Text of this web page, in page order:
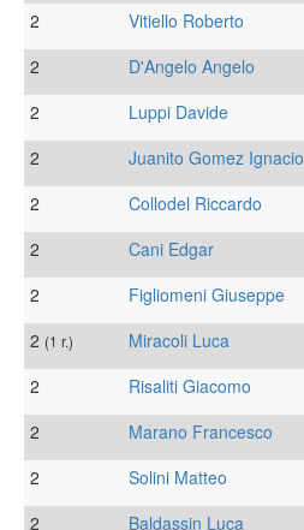
2
Vitiello Roberto
2
D'Angelo Angelo
2
Luppi Davide
2
Juanito Gomez Ignacio
2
Collodel Riccardo
2
Cani Edgar
2
Figliomeni Giuseppe
2 (1 r.) Miracoli Luca
2
Risaliti Giacomo
2
Marano Francesco
2
Solini Matteo
2
Baldassin Luca